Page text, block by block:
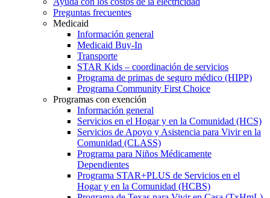
Preguntas frecuentes
Medicaid
Información general
Medicaid Buy-In
Transporte
STAR Kids – coordinación de servicios
Programa de primas de seguro médico (HIPP)
Programa Community First Choice
Programas con exención
Información general
Servicios en el Hogar y en la Comunidad (HCS)
Servicios de Apoyo y Asistencia para Vivir en la
Comunidad (CLASS)
Programa para Niños Médicamente
Dependientes
Programa STAR+PLUS de Servicios en el
Hogar y en la Comunidad (HCBS)